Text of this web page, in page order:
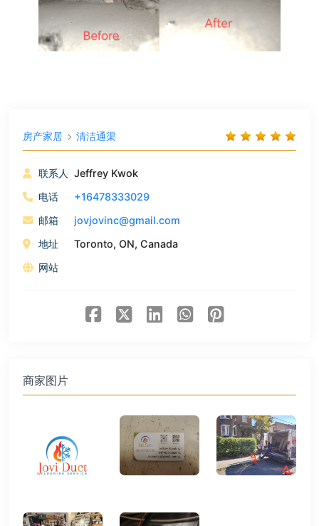
房产家居 清洁通渠
联系人
Jeffrey Kwok
电话
+16478333029
邮箱
jovjovinc@gmail.com
地址
Toronto, ON, Canada
网站
商家图片